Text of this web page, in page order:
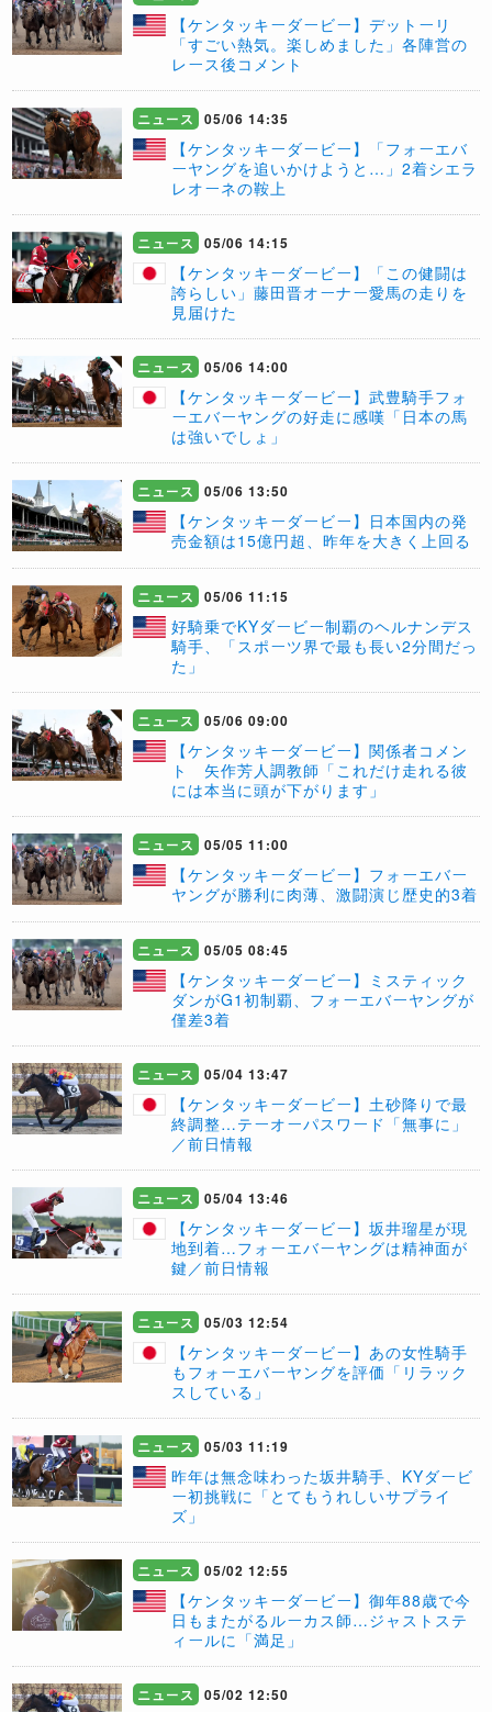
【ケンタッキーダービー】デットーリ
「すごい熱気。楽しめました」各陣営の
レース後コメント
ニュース 05/06 14:35
【ケンタッキーダービー】「フォーエバ
ーヤングを追いかけようと…」2着シエラ
レオーネの鞍上
ニュース 05/06 14:15
【ケンタッキーダービー】「この健闘は
誇らしい」藤田晋オーナー愛馬の走りを
見届けた
ニュース 05/06 14:00
【ケンタッキーダービー】武豊騎手フォ
ーエバーヤングの好走に感嘆「日本の馬
は強いでしょ」
ニュース 05/06 13:50
【ケンタッキーダービー】日本国内の発
売金額は15億円超、昨年を大きく上回る
ニュース 05/06 11:15
​好騎乗でKYダービー制覇のヘルナンデス
騎手、「スポーツ界で最も長い2分間だっ
た」
ニュース 05/06 09:00
【ケンタッキーダービー】関係者コメン
ト 矢作芳人調教師「これだけ走れる彼
には本当に頭が下がります」
ニュース 05/05 11:00
【ケンタッキーダービー】フォーエバー
ヤングが勝利に肉薄、激闘演じ歴史的3着
ニュース 05/05 08:45
【ケンタッキーダービー】ミスティック
ダンがG1初制覇、フォーエバーヤングが
僅差3着
ニュース 05/04 13:47
【ケンタッキーダービー】土砂降りで最
終調整…テーオーパスワード「無事に」
／前日情報
ニュース 05/04 13:46
【ケンタッキーダービー】坂井瑠星が現
地到着…フォーエバーヤングは精神面が
鍵／前日情報
ニュース 05/03 12:54
【ケンタッキーダービー】あの女性騎手
もフォーエバーヤングを評価「リラック
スしている」
ニュース 05/03 11:19
昨年は無念味わった坂井騎手、KYダービ
ー初挑戦に「とてもうれしいサプライ
ズ」
ニュース 05/02 12:55
【ケンタッキーダービー】御年88歳で今
日もまたがるルーカス師…ジャストステ
ィールに「満足」
ニュース 05/02 12:50